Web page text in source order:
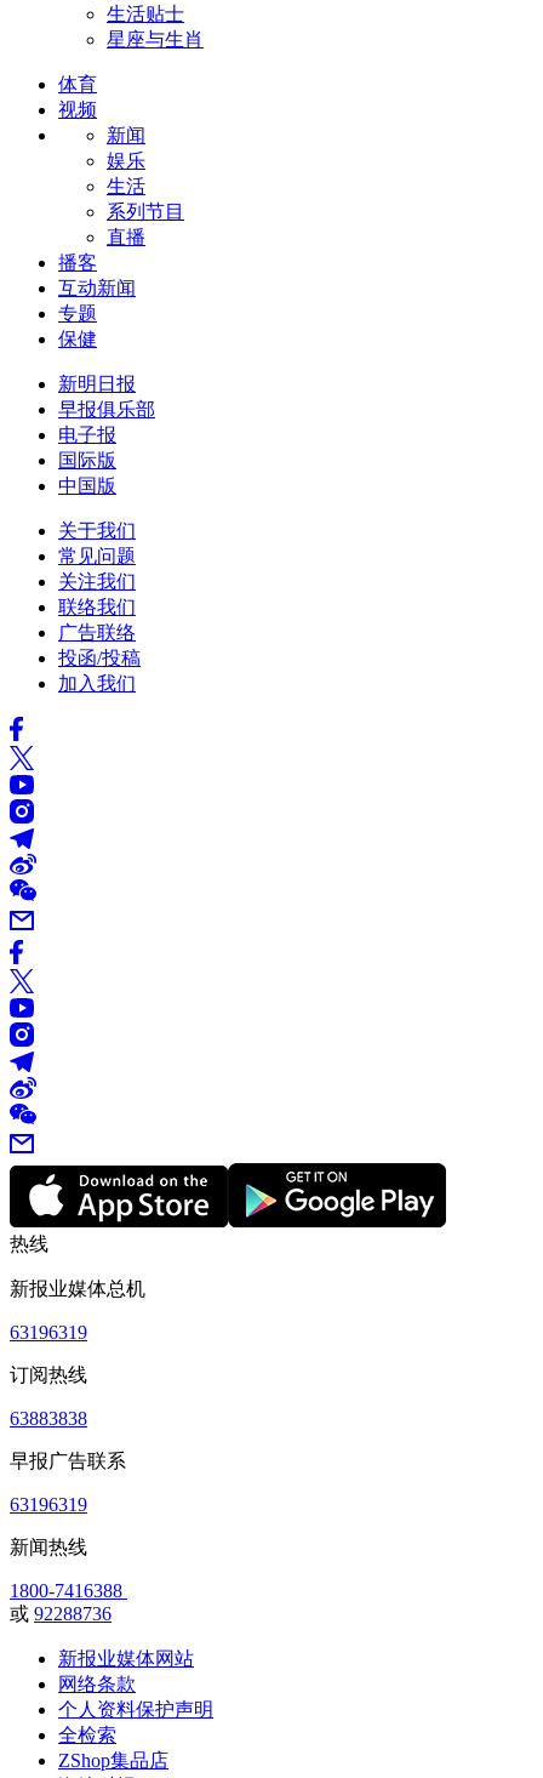
生活贴士
星座与生肖
体育
视频
新闻
娱乐
生活
系列节目
直播
播客
互动新闻
专题
保健
新明日报
早报俱乐部
电子报
国际版
中国版
关于我们
常见问题
关注我们
联络我们
广告联络
投函/投稿
加入我们
热线
新报业媒体总机
63196319
订阅热线
63883838
早报广告联系
63196319
新闻热线
1800-7416388
或 92288736
新报业媒体网站
网络条款
个人资料保护声明
全检索
ZShop集品店